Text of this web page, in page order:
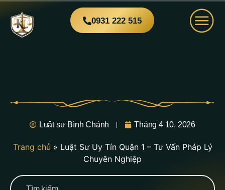
0931 222 515
Luật sư Bình Chánh Tháng 4 10, 2026
Trang chủ » Luật Sư Uy Tín Quận 1 – Tư Vấn Pháp Lý
Chuyên Nghiệp